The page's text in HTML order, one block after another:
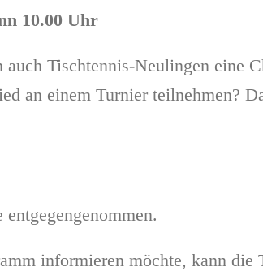
10.00 Uhr
Tischtennis-Neulingen eine
an einem Turnier teilnehmen?
informieren möchte, kann